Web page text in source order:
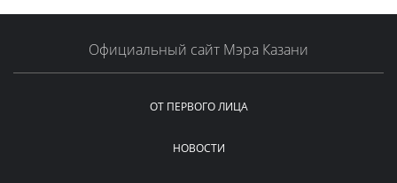
Официальный сайт Мэра Казани
ОТ ПЕРВОГО ЛИЦА
НОВОСТИ